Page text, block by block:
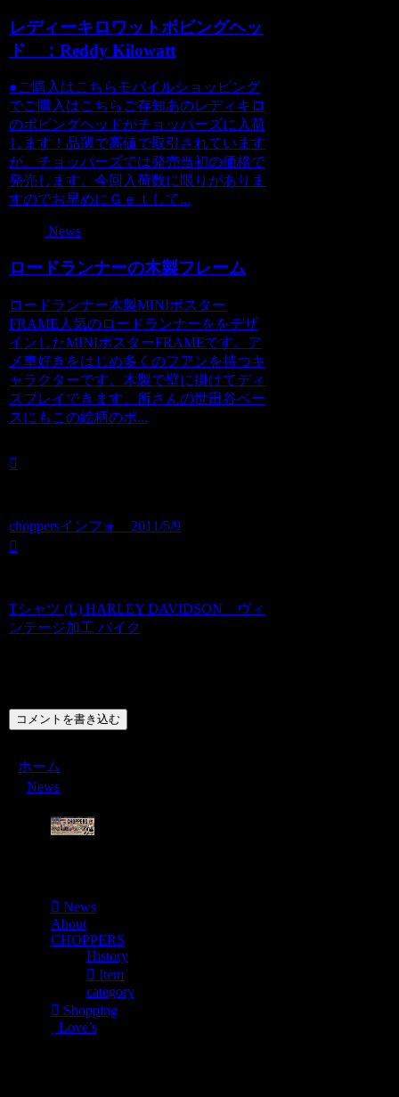
レディーキロワットボビングヘッ
ド ：Reddy Kilowatt
●ご購入はこちらモバイルショッピング
でご購入はこちらご存知あのレディキロ
のボビングヘッドがチョッパーズに入荷
します！品薄で高値で取引されています
が、チョッパーズでは発売当初の価格で
発売します。今回入荷数に限りがありま
すのでお早めにＧｅｔして...
News
ロードランナーの木製フレーム
ロードランナー木製MINIポスター
FRAME人気のロードランナーををデザ
インしたMINIポスターFRAMEです。ア
メ車好きをはじめ多くのフアンを持つキ
ャラクターです。木製で壁に掛けてディ
スプレイできます。所さんの世田谷ベー
スにもこの絵柄のポ...
choppersインフォ 2011/5/9
Tシャツ (L) HARLEY DAVIDSON ヴィ
ンテージ加工 バイク
コメントを書き込む
ホーム
News
News
About
CHOPPERS
History
Item
category
Shopping
Love’s